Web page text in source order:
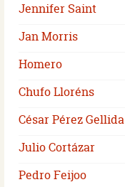
Jennifer Saint
Jan Morris
Homero
Chufo Lloréns
César Pérez Gellida
Julio Cortázar
Pedro Feijoo